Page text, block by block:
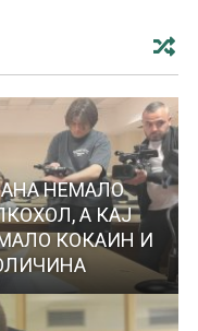
НЕМАЛО
А КАЈ
КОКАИН И